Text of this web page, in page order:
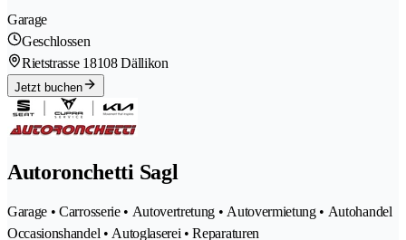
Garage
Geschlossen
Rietstrasse 18108 Dällikon
Jetzt buchen
Autoronchetti Sagl
Garage • Carrosserie • Autovertretung • Autovermietung • Autohandel
Occasionshandel • Autoglaserei • Reparaturen